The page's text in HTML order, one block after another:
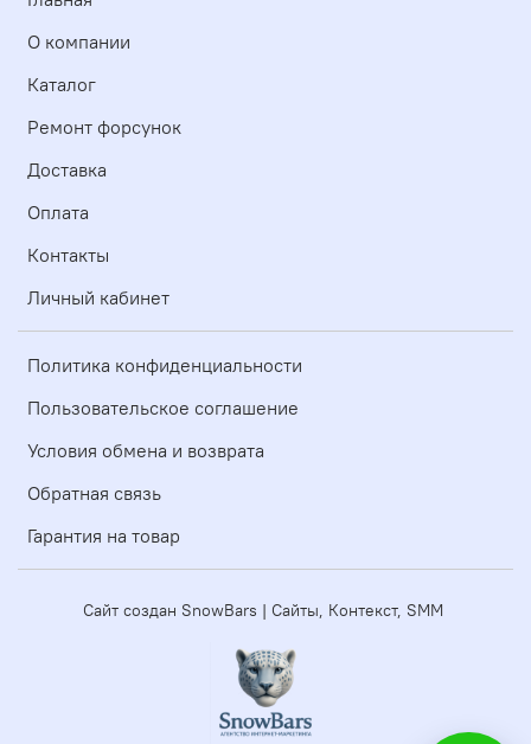
О компании
Каталог
Ремонт форсунок
Доставка
Оплата
Контакты
Личный кабинет
Политика конфиденциальности
Пользовательское соглашение
Условия обмена и возврата
Обратная связь
Гарантия на товар
Сайт создан SnowBars | Сайты, Контекст, SMM